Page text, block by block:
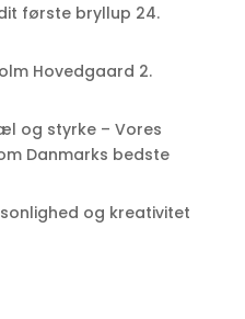
første bryllup 24.
Hovedgaard 2.
og styrke – Vores
Danmarks bedste
og kreativitet